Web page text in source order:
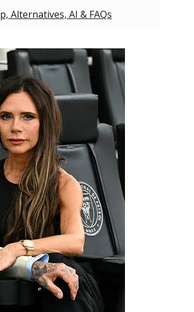
Alternatives, AI & FAQs